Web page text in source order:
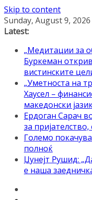
Skip to content
Sunday, August 9, 2026
Latest:
„Медитации за
Буркеман
вистинските
„Уметноста на
Хаусел –
македонски
Ердоган Сарач
за
Големо
полноќ
Џунејт Рушид:
е наша